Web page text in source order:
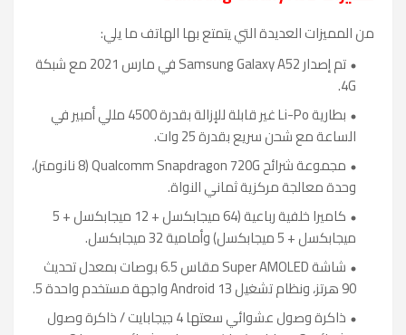
من المميزات العديدة التي يتمتع بها الهاتف ما يلي:
تم إصدار Samsung Galaxy A52 في مارس 2021 مع شبكة
4G.
بطارية Li-Po غير قابلة للإزالة بقدرة 4500 مللي أمبير في
الساعة مع شحن سريع بقدرة 25 وات.
مجموعة شرائح Qualcomm Snapdragon 720G (8 نانومتر)،
وحدة معالجة مركزية ثماني النواة.
كاميرا خلفية رباعية (64 ميجابكسل + 12 ميجابكسل + 5
ميجابكسل + 5 ميجابكسل) وأمامية 32 ميجابكسل.
شاشة Super AMOLED مقاس 6.5 بوصات بمعدل تحديث
90 هرتز، ونظام تشغيل Android 13 واجهة مستخدم واحدة 5.
ذاكرة وصول عشوائي سعتها 4 جيجابايت / ذاكرة وصول